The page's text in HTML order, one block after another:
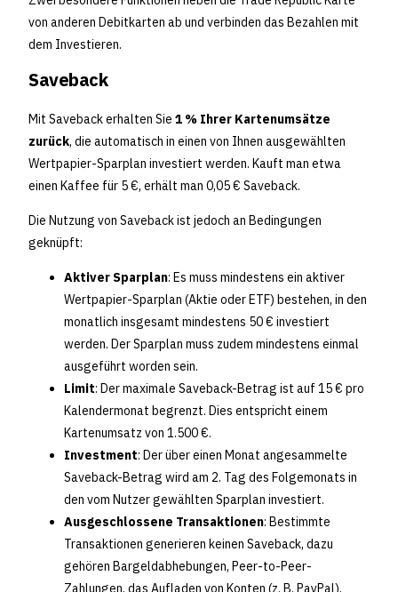
von anderen Debitkarten ab und verbinden das Bezahlen mit
dem Investieren.
Saveback
Mit Saveback erhalten Sie 1 % Ihrer Kartenumsätze
zurück, die automatisch in einen von Ihnen ausgewählten
Wertpapier-Sparplan investiert werden. Kauft man etwa
einen Kaffee für 5 €, erhält man 0,05 € Saveback.
Die Nutzung von Saveback ist jedoch an Bedingungen
geknüpft:
Aktiver Sparplan: Es muss mindestens ein aktiver
Wertpapier-Sparplan (Aktie oder ETF) bestehen, in den
monatlich insgesamt mindestens 50 € investiert
werden. Der Sparplan muss zudem mindestens einmal
ausgeführt worden sein.
Limit: Der maximale Saveback-Betrag ist auf 15 € pro
Kalendermonat begrenzt. Dies entspricht einem
Kartenumsatz von 1.500 €.
Investment: Der über einen Monat angesammelte
Saveback-Betrag wird am 2. Tag des Folgemonats in
den vom Nutzer gewählten Sparplan investiert.
Ausgeschlossene Transaktionen: Bestimmte
Transaktionen generieren keinen Saveback, dazu
gehören Bargeldabhebungen, Peer-to-Peer-
Zahlungen, das Aufladen von Konten (z. B. PayPal),